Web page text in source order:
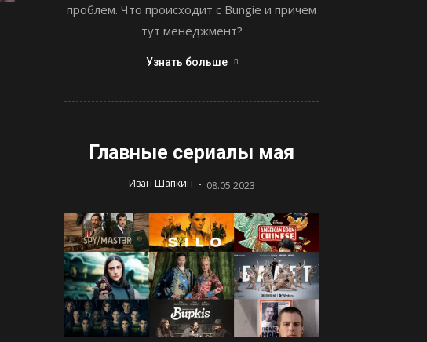
проблем. Что происходит с Bungie и причем
тут менеджмент?
Узнать больше
Главные сериалы мая
Иван Шапкин - 08.05.2023